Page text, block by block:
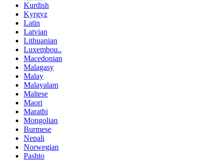
Kurdish
Kyrgyz
Latin
Latvian
Lithuanian
Luxembou..
Macedonian
Malagasy
Malay
Malayalam
Maltese
Maori
Marathi
Mongolian
Burmese
Nepali
Norwegian
Pashto